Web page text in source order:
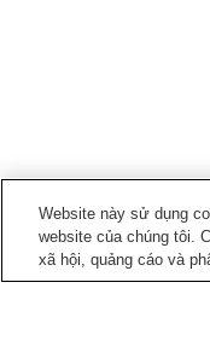
Ga xe
Website này sử dụng
website của chúng tôi.
xã hội, quảng cáo và